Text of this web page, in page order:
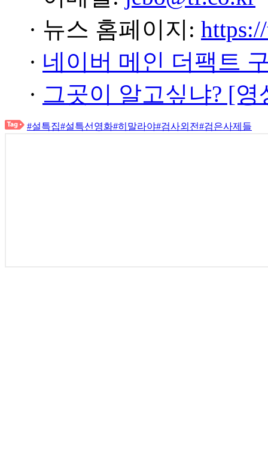
· 뉴스 홈페이지:
· 네이버 메인 더팩트
· 그곳이 알고싶냐? [
#설특집#설특선영화#히말라야#검사외전#검은사제들